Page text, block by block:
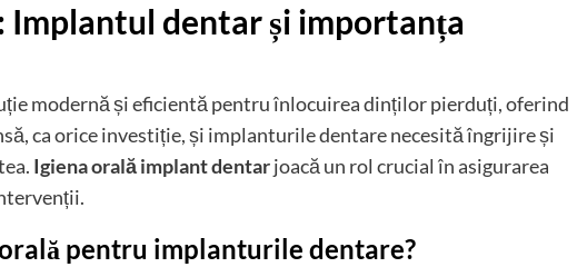
Implantul dentar și importanța
modernă și eficientă pentru înlocuirea dinților pierduți, oferind
ca orice investiție, și implanturile dentare necesită îngrijire și
Igiena orală implant dentarjoacă un rol crucial în asigurarea
pentru implanturile dentare?